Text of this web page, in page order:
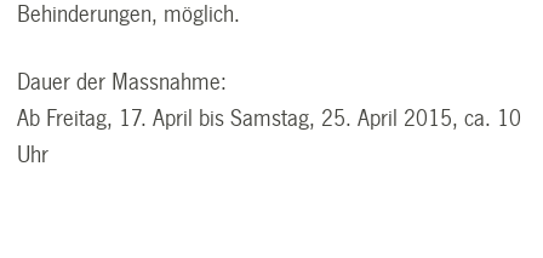
Behinderungen, möglich.
Dauer der Massnahme:
Ab Freitag, 17. April bis Samstag, 25. April 2015, ca. 10
Uhr